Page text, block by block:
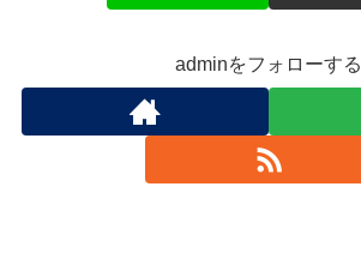
adminをフォローする